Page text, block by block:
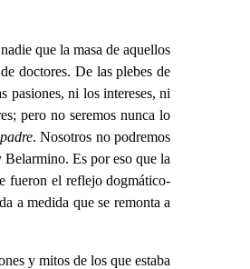
que la masa de aquellos
doctores. De las plebes de
pasiones, ni los intereses, ni
pero no seremos nunca lo
padre. Nosotros no podremos
Es por eso que la
fueron el reflejo dogmático-
a medida que se remonta a
y mitos de los que estaba